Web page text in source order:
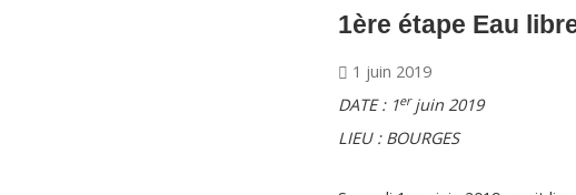
1ère étape Eau
1 juin 2019
DATE : 1erjuin 2019
LIEU : BOURGES